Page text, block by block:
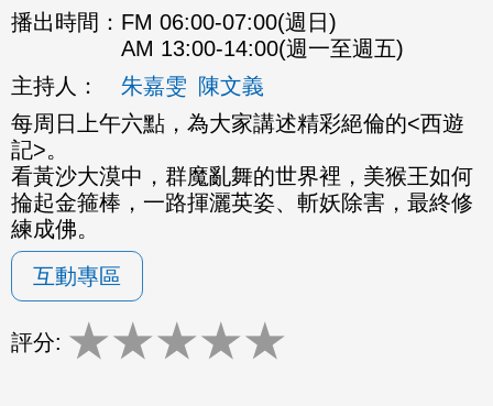
播出時間： FM 06:00-07:00(週日)
AM 13:00-14:00(週一至週五)
主持人：
朱嘉雯 陳文義
每周日上午六點，為大家講述精彩絕倫的<西遊
記>。
看黃沙大漠中，群魔亂舞的世界裡，美猴王如何
掄起金箍棒，一路揮灑英姿、斬妖除害，最終修
練成佛。
互動專區
評分: ★★★★★